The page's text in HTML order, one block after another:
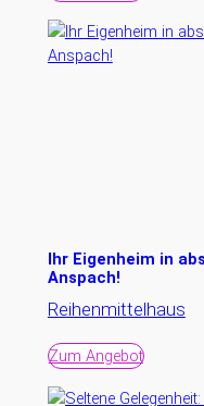
Ihr Eigenheim in
Anspach!
Reihenmittelhaus
Zum Angebot